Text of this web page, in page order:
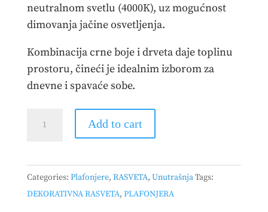
neutralnom svetlu (4000K), uz mogućnost
dimovanja jačine osvetljenja.
Kombinacija crne boje i drveta daje toplinu
prostoru, čineći je idealnim izborom za
dnevne i spavaće sobe.
CRNA/DRVO
quantity
Add to cart
Categories: Plafonjere, RASVETA, UnutrašnjaTags:
DEKORATIVNA RASVETA, PLAFONJERA